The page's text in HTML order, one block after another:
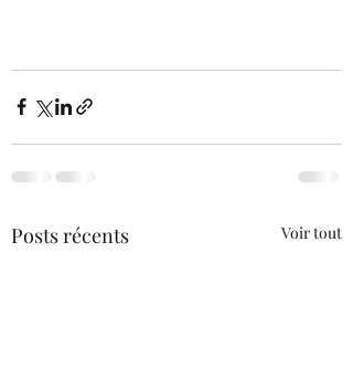
Posts récents Voir tout